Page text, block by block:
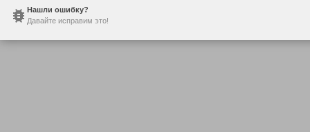
Нашли ошибку?
Давайте исправим это!